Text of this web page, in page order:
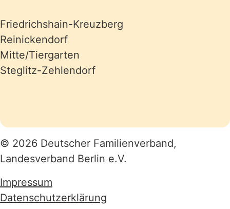
Friedrichshain-Kreuzberg
Reinickendorf
Mitte/Tiergarten
Steglitz-Zehlendorf
© 2026 Deutscher Familienverband,
Landesverband Berlin e.V.
Impressum
Datenschutzerklärung